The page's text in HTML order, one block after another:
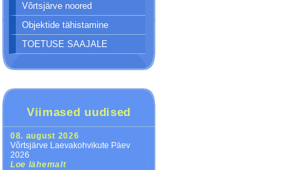
Võrtsjärve noored
Objektide tähistamine
TOETUSE SAAJALE
Viimased uudised
08. august 2026
Võrtsjärve Laevakohvikute Päev
2026
Loe lähemalt